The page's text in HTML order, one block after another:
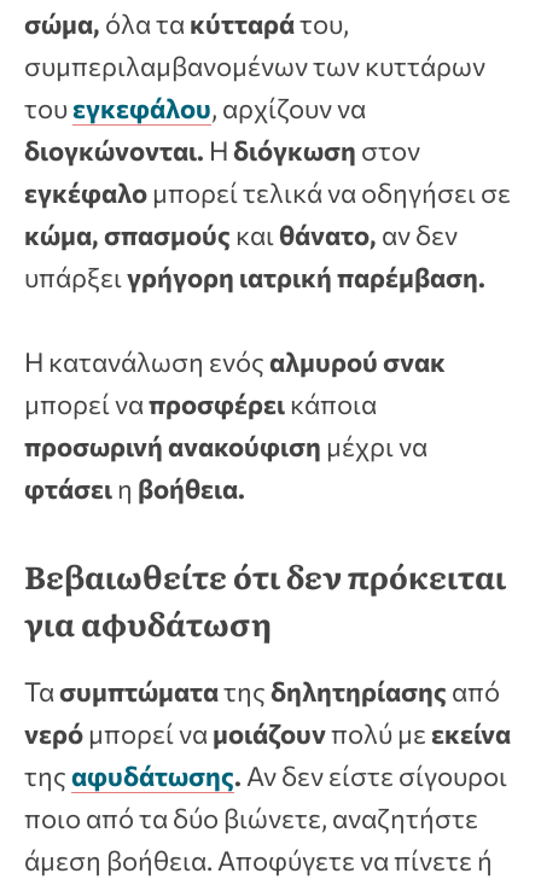
σώμα, όλα τα κύτταράτου,
συμπεριλαμβανομένων των κυττάρων
τουεγκεφάλου, αρχίζουν να
διογκώνονται. Ηδιόγκωση στον
εγκέφαλο μπορεί τελικά να οδηγήσει σε
κώμα, σπασμούς καιθάνατο, αν δεν
υπάρξειγρήγορη ιατρική παρέμβαση.
Η κατανάλωση ενόςαλμυρούσνακ
μπορεί ναπροσφέρει κάποια
προσωρινή ανακούφιση μέχρι να
φτάσει η βοήθεια.
Βεβαιωθείτε ότι δεν πρόκειται
για αφυδάτωση
Τασυμπτώματατηςδηλητηρίασης από
νερό μπορεί ναμοιάζουνπολύ με εκείνα
τηςαφυδάτωσης.Αν δεν είστε σίγουροι
ποιο από τα δύο βιώνετε, αναζητήστε
άμεση βοήθεια. Αποφύγετε να πίνετε ή